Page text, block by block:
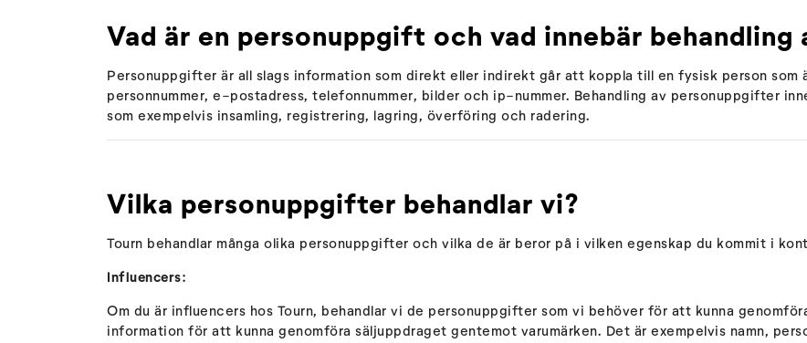
Vad är en personuppgift och vad innebär
Personuppgifter är all slags information som direkt eller indirekt går att koppla till en fysisk person som
personnummer, e-postadress, telefonnummer, bilder och ip-nummer. Behandling av personuppgifter
som exempelvis insamling, registrering, lagring, överföring och radering.
Vilka personuppgifter behandlar vi?
Tourn behandlar många olika personuppgifter och vilka de är beror på i vilken egenskap du kommit i
Influencers:
Om du är influencers hos Tourn, behandlar vi de personuppgifter som vi behöver för att kunna
information för att kunna genomföra säljuppdraget gentemot varumärken. Det är exempelvis namn,